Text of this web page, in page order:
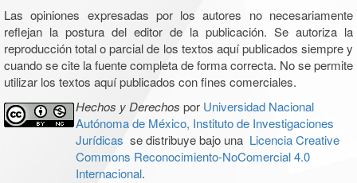
Las opiniones expresadas por los autores no necesariamente
reflejan la postura del editor de la publicación. Se autoriza la
reproducción total o parcial de los textos aquí publicados siempre y
cuando se cite la fuente completa de forma correcta. No se permite
utilizar los textos aquí publicados con fines comerciales.
Hechos y Derechos por Universidad Nacional
Autónoma de México, Instituto de Investigaciones
Jurídicas se distribuye bajo una Licencia Creative
Commons Reconocimiento-NoComercial 4.0
Internacional.